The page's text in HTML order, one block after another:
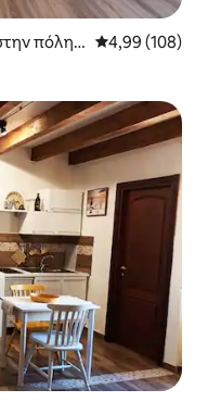
πόλη
Μέση
4,99 (108)